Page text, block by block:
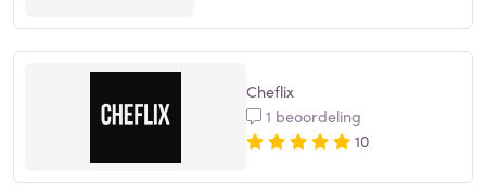
Cheflix
1 beoordeling
10